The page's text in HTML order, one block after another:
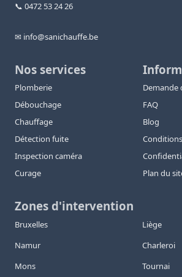
📞 0472 53 24 26
✉ info@sanichauffe.be
Nos services
Plomberie
Débouchage
Chauffage
Détection fuite
Inspection caméra
Curage
Demande
FAQ
Blog
Plan du
Zones d'intervention
Bruxelles
Liège
Namur
Charleroi
Mons
Tournai